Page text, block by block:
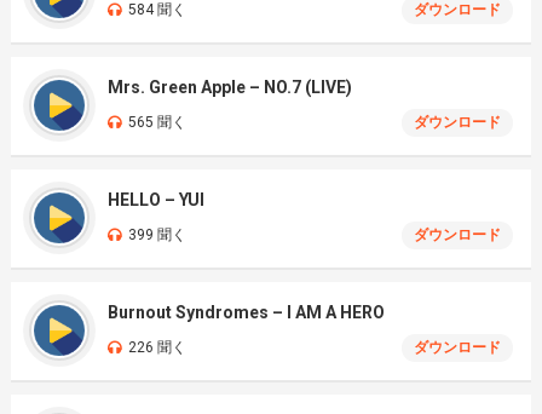
584 聞く ダウンロード
Mrs. Green Apple – NO.7 (LIVE)
565 聞く ダウンロード
HELLO – YUI
399 聞く ダウンロード
Burnout Syndromes – I AM A HERO
226 聞く ダウンロード